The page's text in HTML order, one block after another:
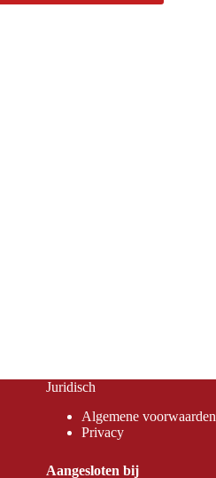
Juridisch
Algemene voorwaarden
Privacy
Aangesloten bij